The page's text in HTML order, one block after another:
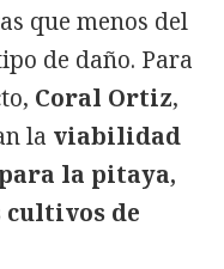
que menos del
de daño. Para
Coral Ortiz,
la viabilidad
la pitaya,
de